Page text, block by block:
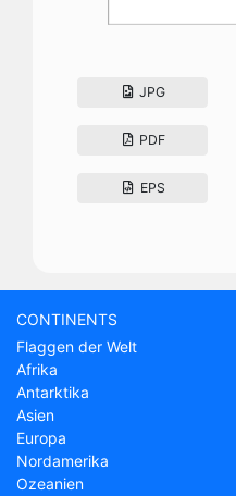
JPG
PDF
EPS
CONTINENTS
Flaggen der Welt
Afrika
Antarktika
Asien
Europa
Nordamerika
Ozeanien